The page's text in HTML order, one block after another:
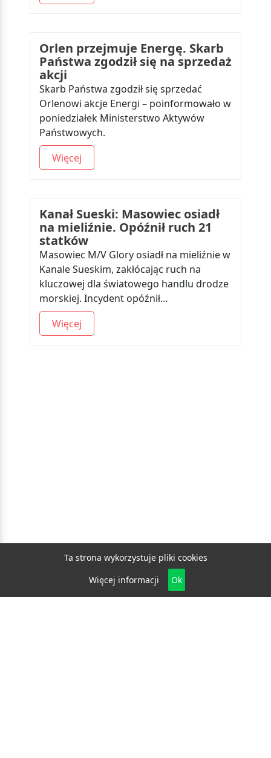
Orlen przejmuje Energę. Skarb
Państwa zgodził się na sprzedaż
akcji
Skarb Państwa zgodził się sprzedać
Orlenowi akcje Energi – poinformowało w
poniedziałek Ministerstwo Aktywów
Państwowych.
Więcej
Kanał Sueski: Masowiec osiadł
na mieliźnie. Opóźnił ruch 21
statków
Masowiec M/V Glory osiadł na mieliźnie w
Kanale Sueskim, zakłócając ruch na
kluczowej dla światowego handlu drodze
morskiej. Incydent opóźnił…
Więcej
Ta strona wykorzystuje pliki cookies
Więcej informacji
Ok